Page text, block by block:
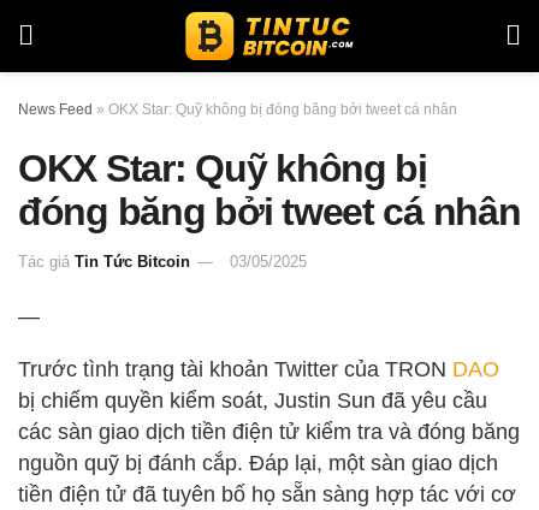
News Feed » OKX Star: Quỹ không bị đóng băng bởi tweet cá nhân
OKX Star: Quỹ không bị
đóng băng bởi tweet cá nhân
Tác giả Tin Tức Bitcoin 03/05/2025
—
Trước tình trạng tài khoản Twitter của TRON DAO
bị chiếm quyền kiểm soát, Justin Sun đã yêu cầu
các sàn giao dịch tiền điện tử kiểm tra và đóng băng
nguồn quỹ bị đánh cắp. Đáp lại, một sàn giao dịch
tiền điện tử đã tuyên bố họ sẵn sàng hợp tác với cơ